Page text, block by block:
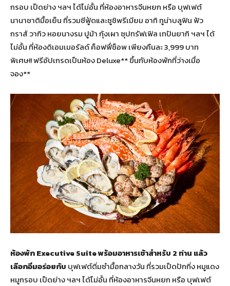
กรอบ เป็ดย่าง ฯลฯ ได้ไม่อั้น ที่ห้องอาหารจีนหยก หรือ บุฟเฟต์
นานาชาติมื้อเย็น ที่รวมซีฟู้ดและซูชิพรีเมียม อาทิ ทูน่าบลูฟิน ฟัว
กราส์ วากิว หอยนางรม ปูม้า กุ้งเผา ซุปทรัฟเฟิล เทปันยากิ ฯลฯ ได้
ไม่อั้น ที่ห้องดิเอมเมอรัลด์ ค็อฟฟี่ช็อพ เพียงคืนละ 3,999 บาท
พิเศษ!! ฟรีอัปเกรดเป็นห้อง Deluxe** ขึ้นกับห้องพักที่ว่างเมื่อ
จอง**
ห้องพักExecutive Suite พร้อมอาหารเช้าสำหรับ 2 ท่าน แล้ว
เลือกอิ่มอร่อยกับ บุฟเฟต์ติ่มซำมื้อกลางวัน ที่รวมเป็ดปักกิ่ง หมูแดง
หมูกรอบ เป็ดย่าง ฯลฯ ได้ไม่อั้น ที่ห้องอาหารจีนหยก หรือ บุฟเฟต์